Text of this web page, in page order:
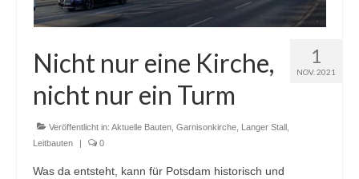
1
NOV. 2021
Nicht nur eine Kirche,
nicht nur ein Turm
Veröffentlicht in: Aktuelle Bauten Garnisonkirche Langer Stall
Leitbauten
| 0
Was da entsteht, kann für Potsdam historisch und